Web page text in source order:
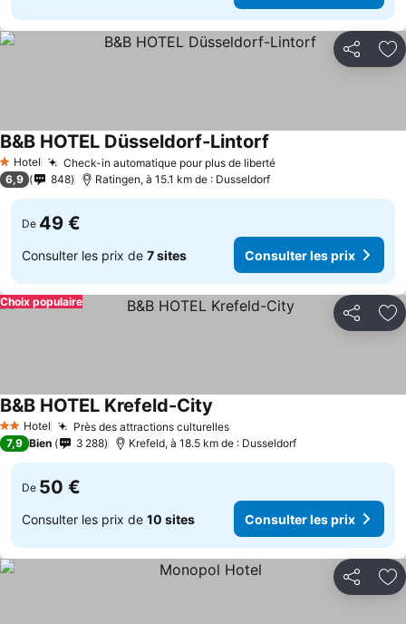
Partager
1 Étoiles
Hotel Check-in automatique pour plus de liberté
B&B HOTEL Düsseldorf-Lintorf
6,9 848 Ratingen, à 15.1 km de : Dusseldorf
De 49 €
Consulter les prix de 7 sites Consulter les prix
Partager
Choix populaire
2 Étoiles
Hotel Près des attractions culturelles
B&B HOTEL Krefeld-City
7,9 Bien 3 288 Krefeld, à 18.5 km de : Dusseldorf
De 50 €
Consulter les prix de 10 sites Consulter les prix
Partager